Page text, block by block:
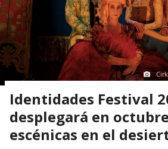
Identidades Festival
desplegará en
escénicas en el